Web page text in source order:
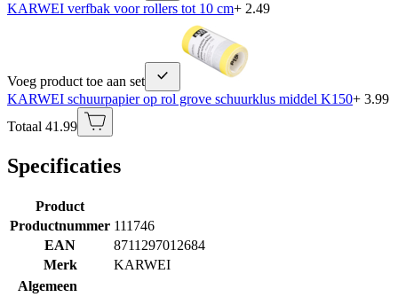
KARWEI verfbak voor rollers tot 10 cm+ 2.49
Voeg product toe aan set
KARWEI schuurpapier op rol grove schuurklus middel K150+ 3.99
Totaal 41.99
Specificaties
Product
Productnummer 111746
EAN
8711297012684
Merk
KARWEI
Algemeen